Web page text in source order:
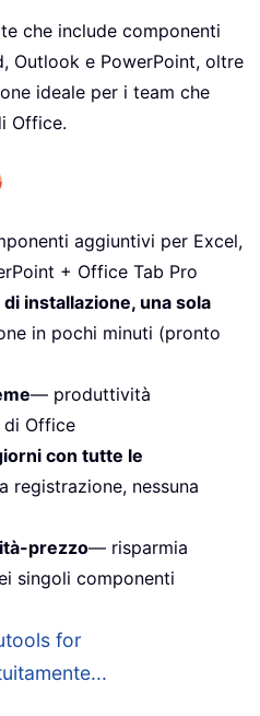
che include componenti
Outlook e PowerPoint, oltre
ideale per i team che
Office.
aggiuntivi per Excel,
+ Office Tab Pro
installazione, una sola
in pochi minuti (pronto
— produttività
Office
con tutte le
registrazione, nessuna
prezzo— risparmia
singoli componenti
for